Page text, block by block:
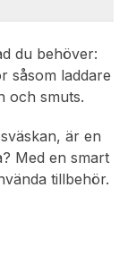
du behöver:
såsom laddare
och smuts.
är en
Med en smart
tillbehör.